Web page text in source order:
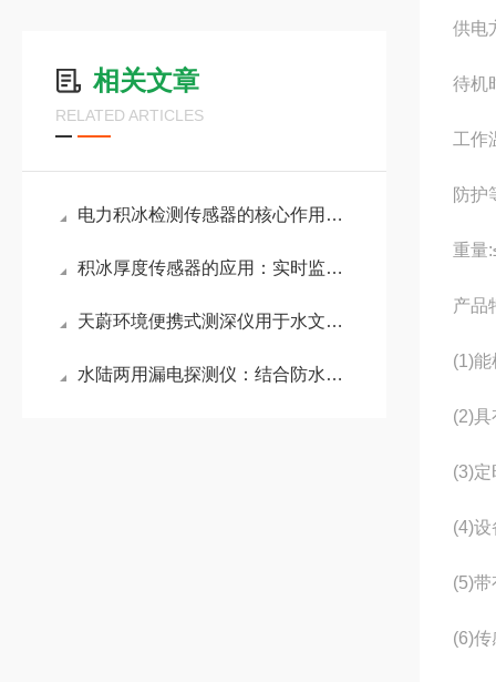
相关文章
RELATED ARTICLES
电力积冰检测传感器的核心作用：提前预警积冰风险，为运维人员提供决策依据
积冰厚度传感器的应用：实时监测桥面结冰情况，提高道路交通安全水平
天蔚环境便携式测深仪用于水文勘测项目，帮助科研人员监测水体变化
水陆两用漏电探测仪：结合防水、防潮等设计，能够适应潮湿、多水的复杂环境
供电
待机
工作
防护
重量
产品
(1)
(2)
(3)
(4)
(5)
(6)